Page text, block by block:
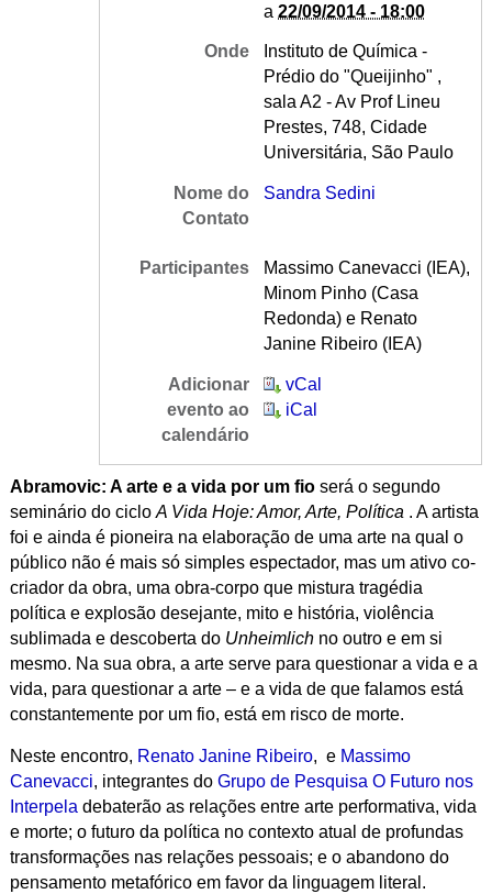
a22/09/2014 - 18:00
Onde
Instituto de Química -
Prédio do "Queijinho" ,
sala A2 - Av Prof Lineu
Prestes, 748, Cidade
Universitária, São Paulo
Nome do
Contato
Sandra Sedini
Participantes
Massimo Canevacci (IEA),
Minom Pinho (Casa
Redonda) e Renato
Janine Ribeiro (IEA)
Adicionar
evento ao
calendário
vCal
iCal
Abramovic: A arte e a vida por um fio será o segundo
seminário do ciclo A Vida Hoje: Amor, Arte, Política . A artista
foi e ainda é pioneira na elaboração de uma arte na qual o
público não é mais só simples espectador, mas um ativo co-
criador da obra, uma obra-corpo que mistura tragédia
política e explosão desejante, mito e história, violência
sublimada e descoberta do Unheimlichno outro e em si
mesmo. Na sua obra, a arte serve para questionar a vida e a
vida, para questionar a arte – e a vida de que falamos está
constantemente por um fio, está em risco de morte.
Neste encontro, Renato Janine Ribeiro, e Massimo
Canevacci, integrantes do Grupo de Pesquisa O Futuro nos
Interpela debaterão as relações entre arte performativa, vida
e morte; o futuro da política no contexto atual de profundas
transformações nas relações pessoais; e o abandono do
pensamento metafórico em favor da linguagem literal.